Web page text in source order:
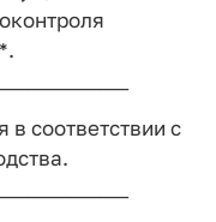
в соответствии с